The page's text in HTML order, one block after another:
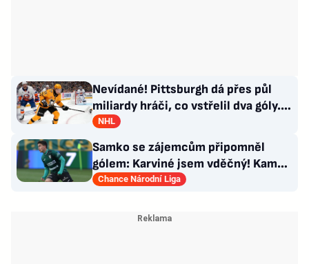
Nevídané! Pittsburgh dá přes půl
miliardy hráči, co vstřelil dva góly.
GM se hájí
NHL
Samko se zájemcům připomněl
gólem: Karviné jsem vděčný! Kam
může odejít Štorman?
Chance Národní Liga